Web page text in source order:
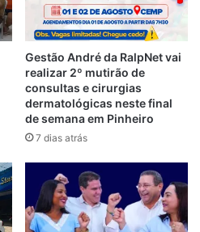
Gestão André da RalpNet vai
realizar 2º mutirão de
consultas e cirurgias
dermatológicas neste final
de semana em Pinheiro
7 dias atrás